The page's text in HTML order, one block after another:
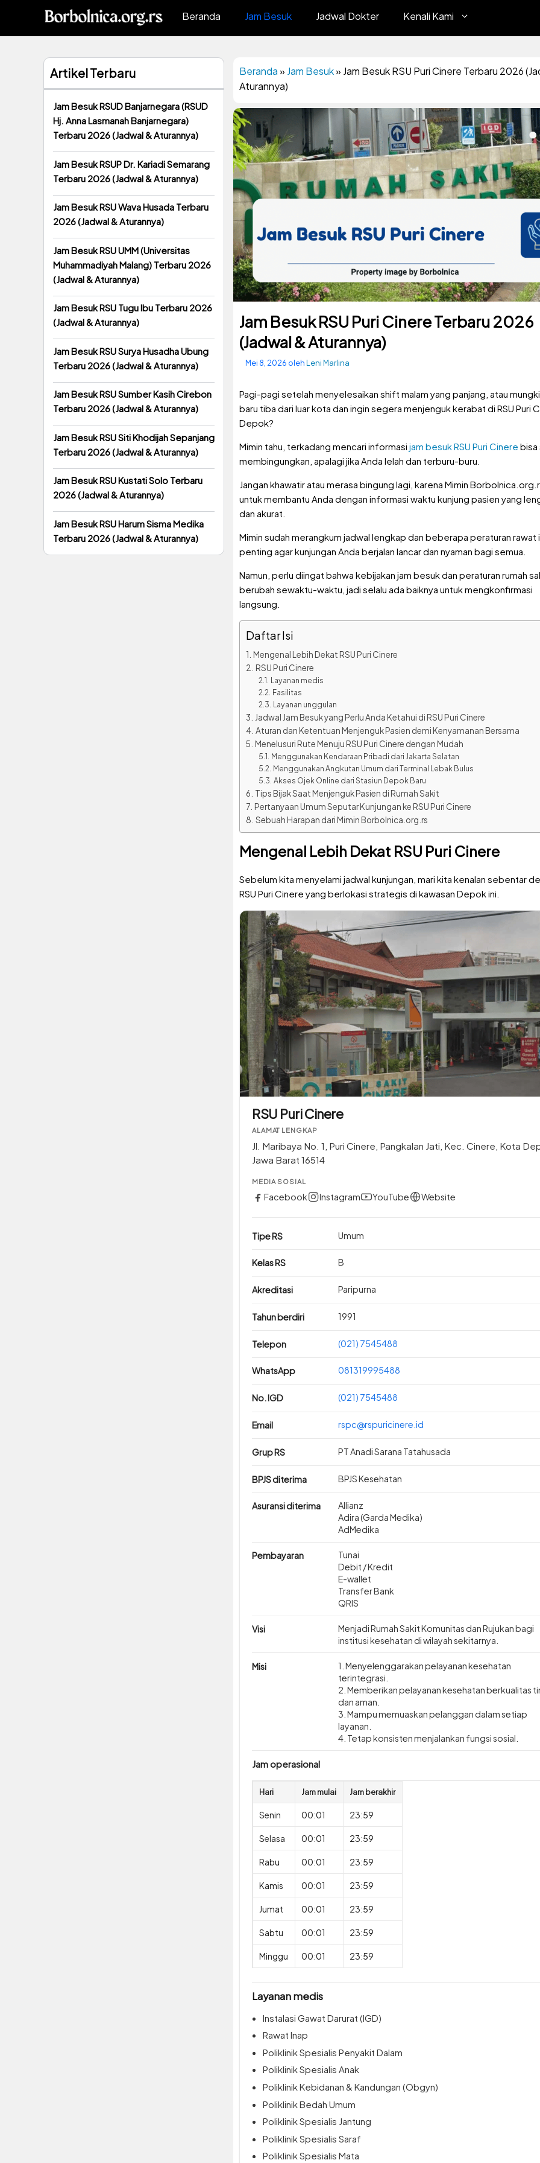
isi
Beranda Jam Besuk Jadwal Dokter Kenali Kami
Beranda» Jam Besuk» Jam Besuk RSU Puri Cinere Terbaru 2026
Aturannya)
Jam Besuk RSU Puri Cinere Terbaru 2026
(Jadwal & Aturannya)
Mei 8, 2026 olehLeni Marlina
Pagi-pagi setelah menyelesaikan shift malam yang panjang, atau
baru tiba dari luar kota dan ingin segera menjenguk kerabat di RSU Puri
Depok?
Mimin tahu, terkadang mencari informasi jam besuk RSU Puri Cinere
membingungkan, apalagi jika Anda lelah dan terburu-buru.
Jangan khawatir atau merasa bingung lagi, karena Mimin
untuk membantu Anda dengan informasi waktu kunjung pasien yang
dan akurat.
Mimin sudah merangkum jadwal lengkap dan beberapa peraturan rawat
penting agar kunjungan Anda berjalan lancar dan nyaman bagi semua.
Namun, perlu diingat bahwa kebijakan jam besuk dan peraturan rumah
berubah sewaktu-waktu, jadi selalu ada baiknya untuk mengkonfirmasi
langsung.
Daftar Isi
Mengenal Lebih Dekat RSU Puri Cinere
RSU Puri Cinere
Layanan medis
Fasilitas
Layanan unggulan
Jadwal Jam Besuk yang Perlu Anda Ketahui di RSU Puri Cinere
Aturan dan Ketentuan Menjenguk Pasien demi Kenyamanan Bersama
Menelusuri Rute Menuju RSU Puri Cinere dengan Mudah
Menggunakan Kendaraan Pribadi dari Jakarta Selatan
Menggunakan Angkutan Umum dari Terminal Lebak Bulus
Akses Ojek Online dari Stasiun Depok Baru
Tips Bijak Saat Menjenguk Pasien di Rumah Sakit
Pertanyaan Umum Seputar Kunjungan ke RSU Puri Cinere
Sebuah Harapan dari Mimin Borbolnica.org.rs
Mengenal Lebih Dekat RSU Puri Cinere
Sebelum kita menyelami jadwal kunjungan, mari kita kenalan sebentar
RSU Puri Cinere yang berlokasi strategis di kawasan Depok ini.
RSU Puri Cinere
ALAMAT LENGKAP
Jl. Maribaya No. 1, Puri Cinere, Pangkalan Jati, Kec. Cinere, Kota
Jawa Barat 16514
MEDIA SOSIAL
Facebook Instagram YouTube Website
Tipe RS Umum
Kelas RS B
Akreditasi Paripurna
Tahun berdiri 1991
Telepon (021) 7545488
WhatsApp 081319995488
No. IGD (021) 7545488
Email rspc@rspuricinere.id
Grup RS PT Anadi Sarana Tatahusada
BPJS diterima BPJS Kesehatan
Asuransi diterima
Allianz
Adira (Garda Medika)
AdMedika
Pembayaran
Tunai
Debit / Kredit
E-wallet
Transfer Bank
QRIS
Visi
Menjadi Rumah Sakit Komunitas dan Rujukan bagi
institusi kesehatan di wilayah sekitarnya.
Misi
1. Menyelenggarakan pelayanan kesehatan
terintegrasi.
2. Memberikan pelayanan kesehatan berkualitas
dan aman.
3. Mampu memuaskan pelanggan dalam setiap
layanan.
4. Tetap konsisten menjalankan fungsi sosial.
Jam operasional
Hari Jam mulai Jam berakhir
Senin 00:01 23:59
Selasa 00:01 23:59
Rabu 00:01 23:59
Kamis 00:01 23:59
Jumat 00:01 23:59
Sabtu 00:01 23:59
Minggu 00:01 23:59
Layanan medis
Instalasi Gawat Darurat (IGD)
Rawat Inap
Poliklinik Spesialis Penyakit Dalam
Poliklinik Spesialis Anak
Poliklinik Kebidanan & Kandungan (Obgyn)
Poliklinik Bedah Umum
Poliklinik Spesialis Jantung
Poliklinik Spesialis Saraf
Poliklinik Spesialis Mata
Artikel Terbaru
Jam Besuk RSUD Banjarnegara (RSUD
Hj. Anna Lasmanah Banjarnegara)
Terbaru 2026 (Jadwal & Aturannya)
Jam Besuk RSUP Dr. Kariadi Semarang
Terbaru 2026 (Jadwal & Aturannya)
Jam Besuk RSU Wava Husada Terbaru
2026 (Jadwal & Aturannya)
Jam Besuk RSU UMM (Universitas
Muhammadiyah Malang) Terbaru 2026
(Jadwal & Aturannya)
Jam Besuk RSU Tugu Ibu Terbaru 2026
(Jadwal & Aturannya)
Jam Besuk RSU Surya Husadha Ubung
Terbaru 2026 (Jadwal & Aturannya)
Jam Besuk RSU Sumber Kasih Cirebon
Terbaru 2026 (Jadwal & Aturannya)
Jam Besuk RSU Siti Khodijah Sepanjang
Terbaru 2026 (Jadwal & Aturannya)
Jam Besuk RSU Kustati Solo Terbaru
2026 (Jadwal & Aturannya)
Jam Besuk RSU Harum Sisma Medika
Terbaru 2026 (Jadwal & Aturannya)